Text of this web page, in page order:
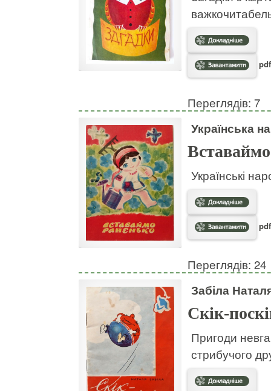
Переглядів: 7
Українська
Українські
Переглядів: 24
Забіла
Скік-
Пригоди
стрибучого